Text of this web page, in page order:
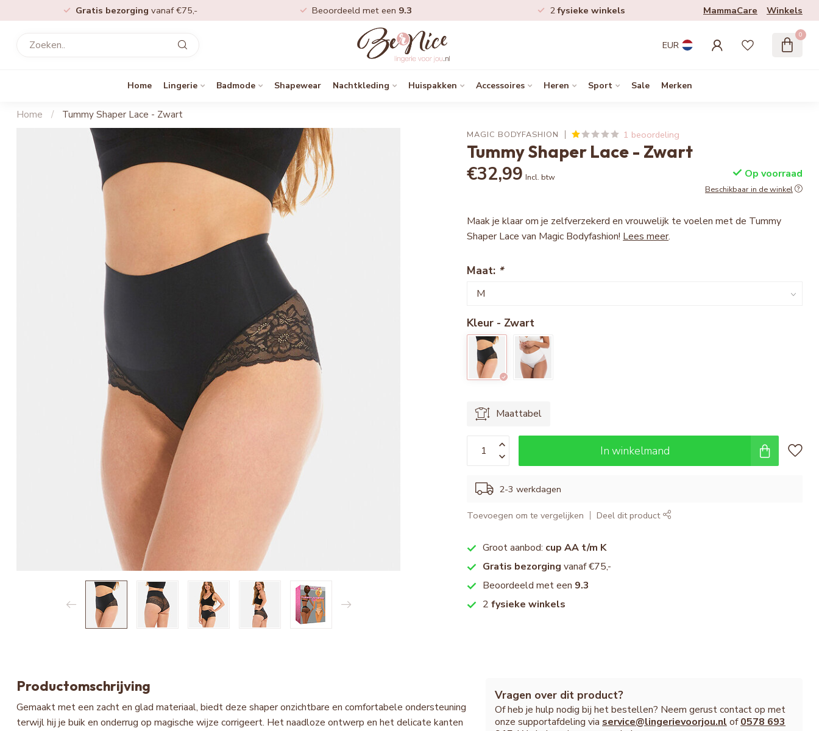
Gratis bezorging vanaf €75,- Beoordeeld met een 9.3 2fysieke winkels MammaCare Winkels
EUR
0
Home Lingerie Badmode Shapewear Nachtkleding Huispakken Accessoires Heren Sport Sale Merken
Home / Tummy Shaper Lace - Zwart
MAGIC BODYFASHION 1 beoordeling
Tummy Shaper Lace - Zwart
€32,99 Incl. btw Op voorraad
Beschikbaar in de winkel
Maak je klaar om je zelfverzekerd en vrouwelijk te voelen met de Tummy
Shaper Lace van Magic Bodyfashion! Lees meer.
Maat: *
Kleur - Zwart
Maattabel
In winkelmand
2-3 werkdagen
Toevoegen om te vergelijken Deel dit product
Groot aanbod: cup AA t/m K
Gratis bezorgingvanaf €75,-
Beoordeeld met een 9.3
2fysieke winkels
Productomschrijving
Gemaakt met een zacht en glad materiaal, biedt deze shaper onzichtbare en comfortabele ondersteuning
terwijl hij je buik en onderrug op magische wijze corrigeert. Het naadloze ontwerp en het delicate kanten
Vragen over dit product?
Of heb je hulp nodig bij het bestellen? Neem gerust contact op met
onze supportafdeling via service@lingerievoorjou.nl of0578 693